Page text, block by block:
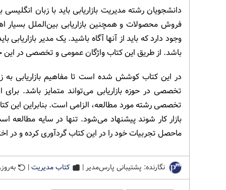
دانشجویان رشته مدیریت بازاریابی باید با زبان
فروش محصولات و همچنین بازاریابی بین‌الملل بسیار
وجود دارد که باید از آنها آگاه باشید. یک مدیر
باشد. از طریق این کتاب واژگان عمومی و تخصصی در
در این کتاب کوشش شده است تا مفاهیم بازاریابی به
تخصصی در حوزه بازاریابی می‌تواند متمایز باشد.
تخصصی رشته مورد مطالعه، الزامی است. بنابراین این
بازار کار شوند پیشنهاد می‌شود. تنها در سایه
ماحصل تجربیات خود را در این کتاب گردآوری کرده و در
نگارنده: پشتیبانی پارس‌مدیر | کتاب مدیریت|